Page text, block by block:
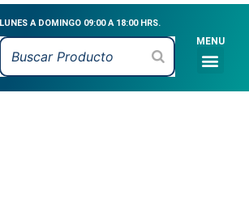
LUNES A DOMINGO 09:00 A 18:00 HRS.
MENU